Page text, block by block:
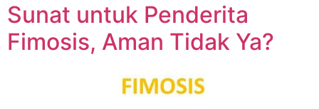
Sunat untuk Penderita
Fimosis, Aman Tidak Ya?